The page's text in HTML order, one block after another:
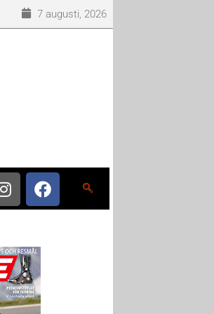
7 augusti, 2026